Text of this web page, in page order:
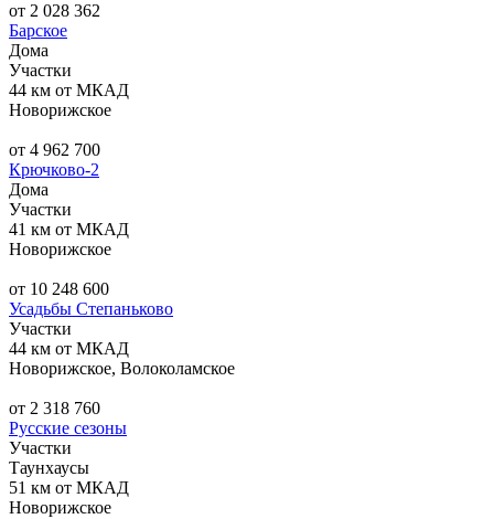
от 2 028 362
Барское
Дома
Участки
44 км от МКАД
Новорижское
от 4 962 700
Крючково-2
Дома
Участки
41 км от МКАД
Новорижское
от 10 248 600
Усадьбы Степаньково
Участки
44 км от МКАД
Новорижское, Волоколамское
от 2 318 760
Русские сезоны
Участки
Таунхаусы
51 км от МКАД
Новорижское